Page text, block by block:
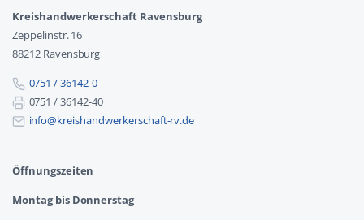
Kreishandwerkerschaft Ravensburg
Zeppelinstr. 16
88212 Ravensburg
0751 / 36142-0
0751 / 36142-40
info@kreishandwerkerschaft-rv.de
Öffnungszeiten
Montag bis Donnerstag